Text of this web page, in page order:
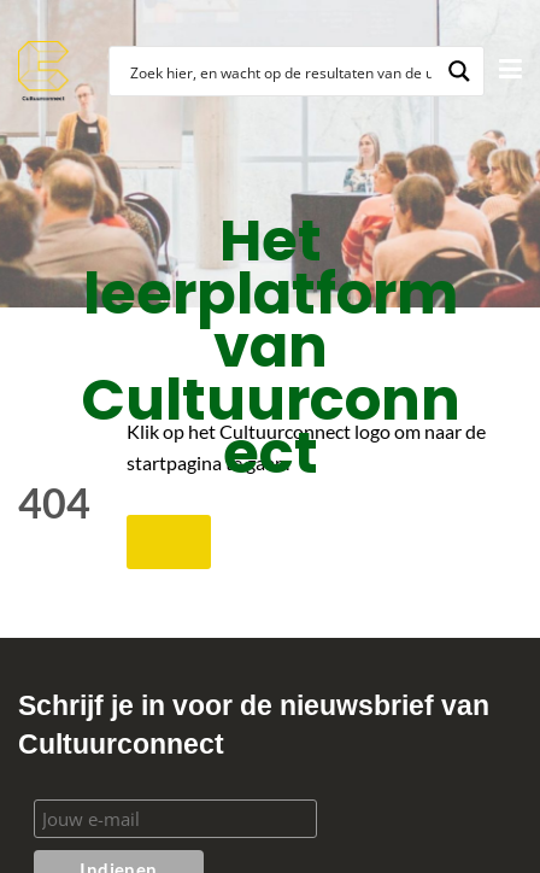
Het
leerplatform
van
Cultuurconn
ect
404
Klik op het Cultuurconnect logo om naar de
startpagina te gaan.
Schrijf je in voor de nieuwsbrief van
Cultuurconnect